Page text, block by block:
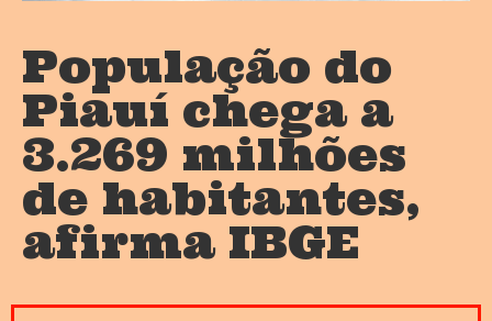
População do
Piauí chega a
3.269 milhões
de habitantes,
afirma IBGE